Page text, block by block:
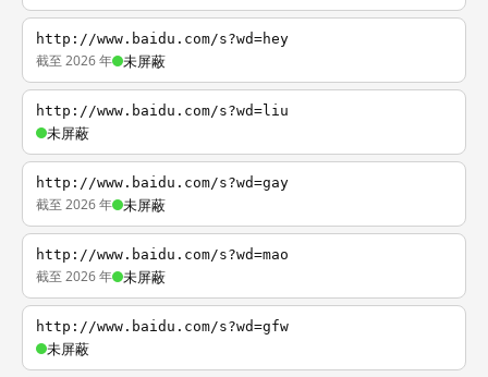
http://www.baidu.com/s?wd=hey
截至 2026 年 未屏蔽
http://www.baidu.com/s?wd=liu
未屏蔽
http://www.baidu.com/s?wd=gay
截至 2026 年 未屏蔽
http://www.baidu.com/s?wd=mao
截至 2026 年 未屏蔽
http://www.baidu.com/s?wd=gfw
未屏蔽